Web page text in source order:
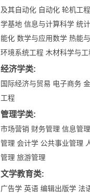
及其自动化 自动化 轮机工程
学基地 信息与计算科学 统
能化 数学与应用数学 热能
环境系统工程 木材科学与工
经济学类:
国际经济与贸易 电子商务
工程
管理学类:
市场营销 财务管理 信息管
管理 会计学 公共事业管理
管理 旅游管理
文学教育类:
广告学 英语 编辑出版学 法